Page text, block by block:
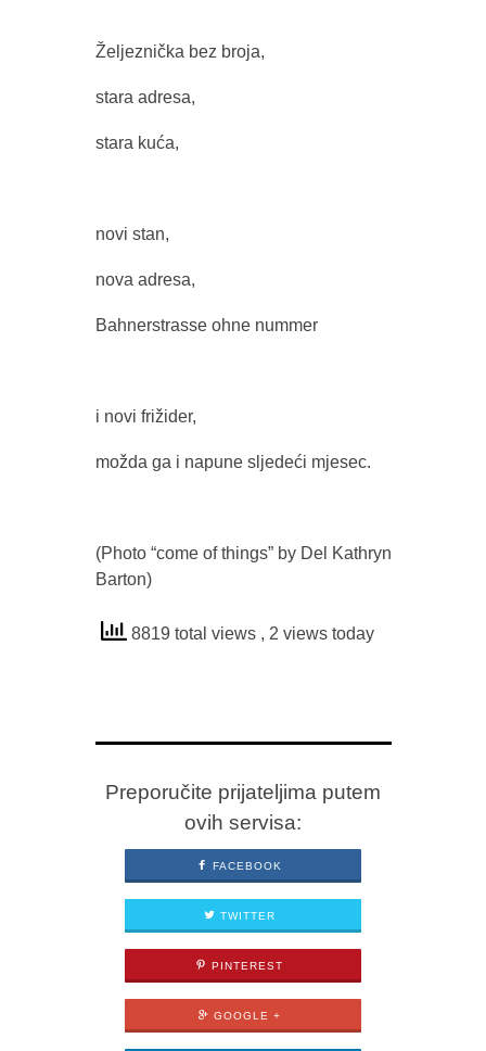
Željeznička bez broja,
stara adresa,
stara kuća,
novi stan,
nova adresa,
Bahnerstrasse ohne nummer
i novi frižider,
možda ga i napune sljedeći mjesec.
(Photo “come of things” by Del Kathryn
Barton)
8819 total views , 2 views today
Preporučite prijateljima putem
ovih servisa:
FACEBOOK
TWITTER
PINTEREST
GOOGLE +